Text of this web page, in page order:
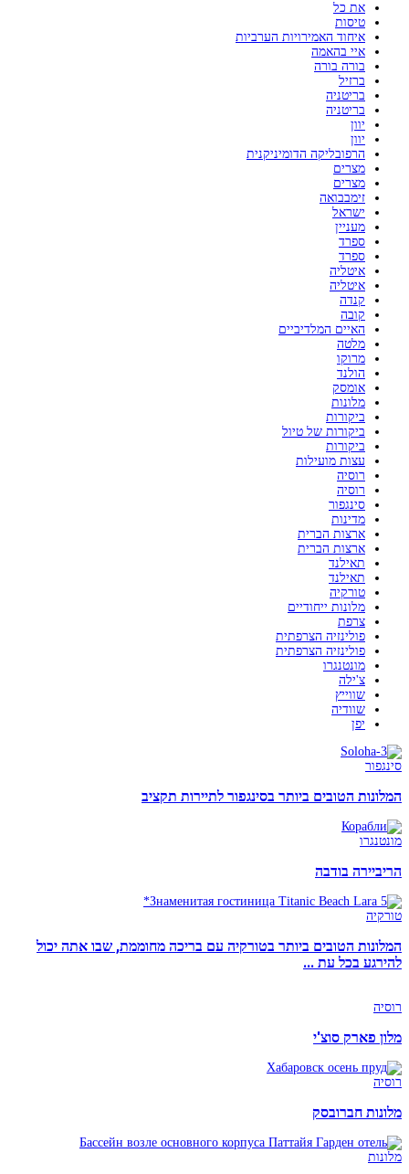
את כל
טיסות
איחוד האמירויות הערביות
איי בהאמה
בורה בורה
ברזיל
בריטניה
בריטניה
יוון
יוון
הרפובליקה הדומיניקנית
מצרים
מצרים
זימבבואה
ישראל
מעניין
ספרד
ספרד
איטליה
איטליה
קנדה
קובה
האיים המלדיביים
מלטה
מרוקו
הולנד
אומסק
מלונות
ביקורות
ביקורות של טיול
ביקורות
עצות מועילות
רוסיה
רוסיה
סינגפור
מדינות
ארצות הברית
ארצות הברית
תאילנד
תאילנד
טורקיה
מלונות ייחודיים
צרפת
פולינזיה הצרפתית
פולינזיה הצרפתית
מונטנגרו
צ'ילה
שווייץ
שוודיה
יפן
סינגפור
המלונות הטובים ביותר בסינגפור לתיירות תקציב
מונטנגרו
הריביירה בודבה
טורקיה
המלונות הטובים ביותר בטורקיה עם בריכה מחוממת, שבו אתה יכול
להירגע בכל עת ...
רוסיה
מלון פארק סוצ'י
רוסיה
מלונות חברובסק
מלונות